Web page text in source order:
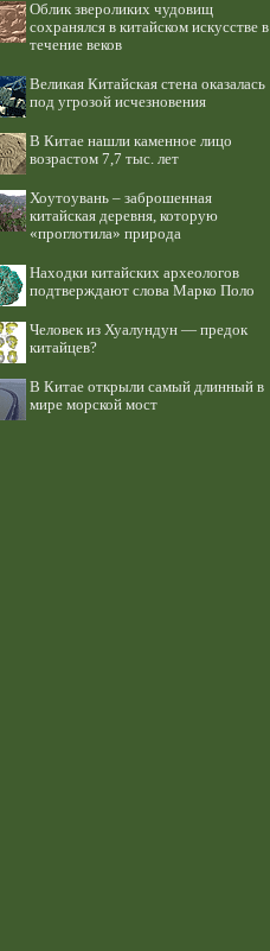
Облик звероликих чудовищ
сохранялся в китайском искусстве в
течение веков
Великая Китайская стена оказалась
под угрозой исчезновения
В Китае нашли каменное лицо
возрастом 7,7 тыс. лет
Хоутоувань – заброшенная
китайская деревня, которую
«проглотила» природа
Находки китайских археологов
подтверждают слова Марко Поло
Человек из Хуалундун — предок
китайцев?
В Китае открыли самый длинный в
мире морской мост